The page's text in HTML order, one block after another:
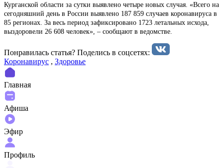
Курганской области за сутки выявлено четыре новых случая. «Всего на
сегодняшний день в России выявлено 187 859 случаев коронавируса в
85 регионах. За весь период зафиксировано 1723 летальных исхода,
выздоровели 26 608 человек», – сообщают в ведомстве.
Понравилась статья? Поделиcь в соцсетях:
Коронавирус , Здоровье
Главная
Афиша
Эфир
Профиль